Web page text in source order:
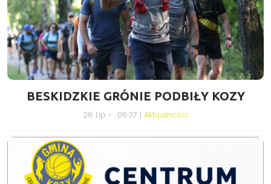
BESKIDZKIE GRÓNIE PODBIŁY KOZY
28 Lip - 06:37 | Aktualności